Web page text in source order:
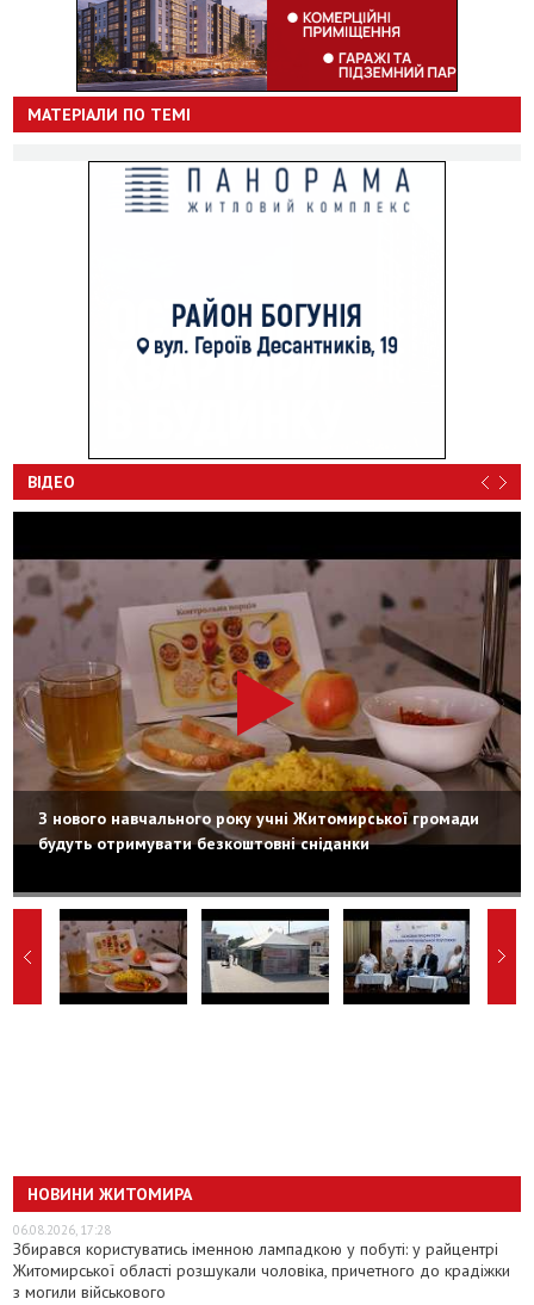
МАТЕРІАЛИ ПО ТЕМІ
ВІДЕО
З нового навчального року учні Житомирської громади
будуть отримувати безкоштовні сніданки
НОВИНИ ЖИТОМИРА
06.08.2026, 17:28
Збирався користуватись іменною лампадкою у побуті: у райцентрі
Житомирської області розшукали чоловіка, причетного до крадіжки
з могили військового